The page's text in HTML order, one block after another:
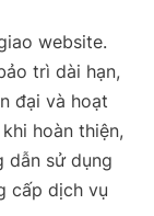
website.
trì dài hạn,
đại và hoạt
hoàn thiện,
dẫn sử dụng
cấp dịch vụ